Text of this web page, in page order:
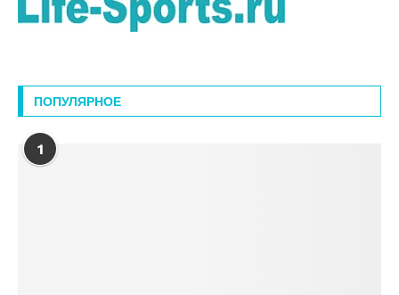
ПОПУЛЯРНОЕ
1